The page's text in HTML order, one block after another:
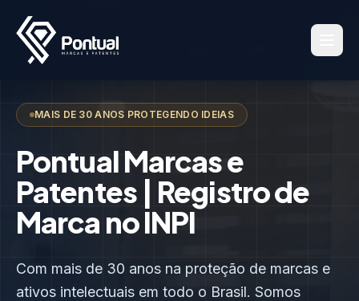
MAIS DE 30 ANOS PROTEGENDO IDEIAS
Pontual Marcas e
Patentes | Registro de
Marca no INPI
Com mais de 30 anos na proteção de marcas e
ativos intelectuais em todo o Brasil. Somos